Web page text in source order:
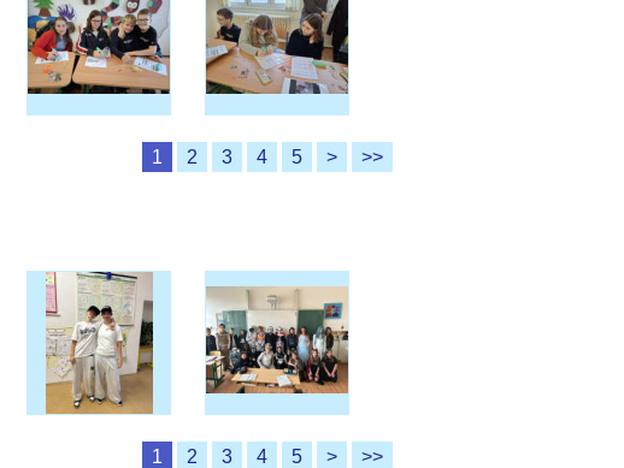
1 2 3 4 5 > >>
1 2 3 4 5 > >>